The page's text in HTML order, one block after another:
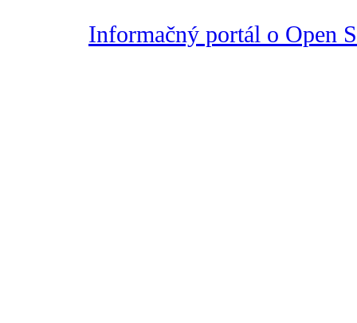
Informačný portál o Open